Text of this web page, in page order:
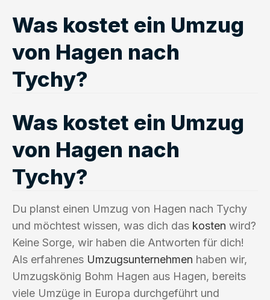
Was kostet ein Umzug
von Hagen nach
Tychy?
Was kostet ein Umzug
von Hagen nach
Tychy?
Du planst einen Umzug von Hagen nach Tychy
und möchtest wissen, was dich das kosten wird?
Keine Sorge, wir haben die Antworten für dich!
Als erfahrenes Umzugsunternehmen haben wir,
Umzugskönig Bohm Hagen aus Hagen, bereits
viele Umzüge in Europa durchgeführt und